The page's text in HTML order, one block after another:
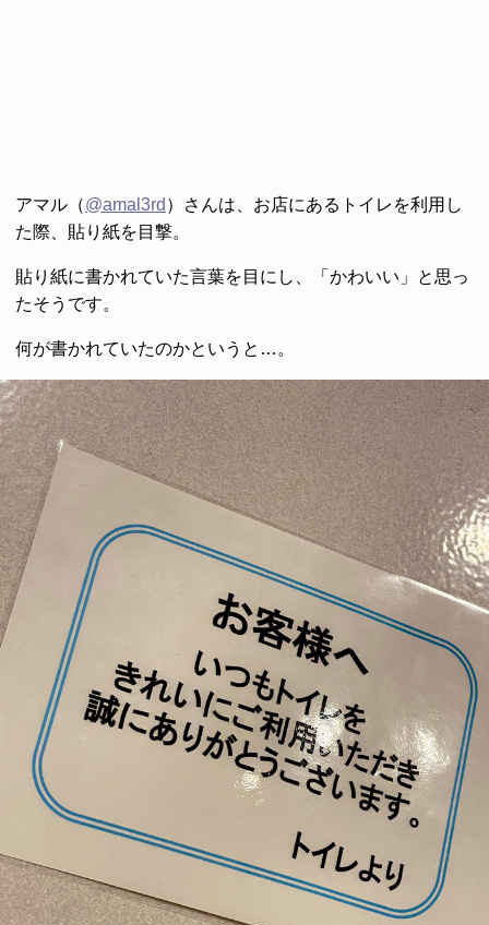
アマル（@amal3rd ）さんは、お店にあるトイレを利用し
た際、貼り紙を目撃。
貼り紙に書かれていた言葉を目にし、「かわいい」と思っ
たそうです。
何が書かれていたのかというと…。